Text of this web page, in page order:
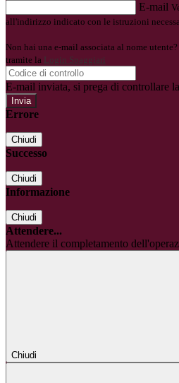
E-mail
all'indirizzo indicato con le istruzioni
Non hai una e-mail associata al nome
tramite la Login Spaggiari
E-mail inviata, si prega di controllare
Errore
Chiudi
Successo
Chiudi
Informazione
Chiudi
Attendere...
Attendere il completamento
Chiudi